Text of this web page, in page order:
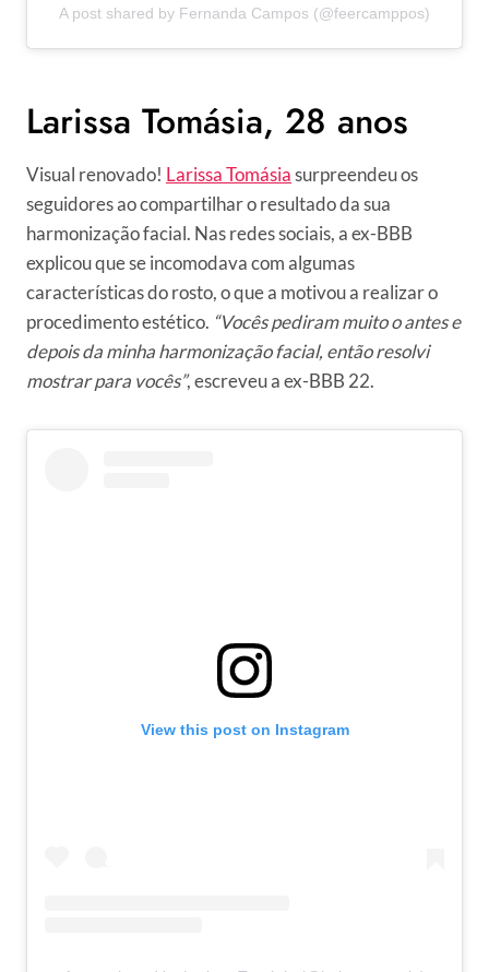
A post shared by Fernanda Campos (@feercamppos)
Larissa Tomásia, 28 anos
Visual renovado! Larissa Tomásiasurpreendeu os
seguidores ao compartilhar o resultado da sua
harmonização facial. Nas redes sociais, a ex-BBB
explicou que se incomodava com algumas
características do rosto, o que a motivou a realizar o
procedimento estético. “Vocês pediram muito o antes e
depois da minha harmonização facial, então resolvi
mostrar para vocês”, escreveu a ex-BBB 22.
View this post on Instagram